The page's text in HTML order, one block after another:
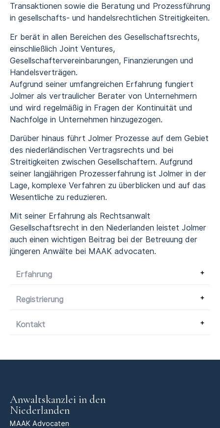
Transaktionen sowie die Beratung und Prozessführung
in gesellschafts- und handelsrechtlichen Streitigkeiten.
Er berät in allen Bereichen des Gesellschaftsrechts,
einschließlich Joint Ventures,
Gesellschaftervereinbarungen, Finanzierungen und
Handelsverträgen.
Aufgrund seiner umfangreichen Erfahrung fungiert
Jolmer als vertraulicher Berater von Unternehmern
und wird regelmäßig in Fragen der Kontinuität und
Nachfolge in Unternehmen hinzugezogen.
Darüber hinaus führt Jolmer Prozesse auf dem Gebiet
des niederländischen Vertragsrechts und bei
Streitigkeiten zwischen Gesellschaftern. Aufgrund
seiner langjährigen Prozesserfahrung ist Jolmer in der
Lage, komplexe Verfahren zu überblicken und auf das
Wesentliche zu reduzieren.
Mit seiner Erfahrung als Rechtsanwalt
Gesellschaftsrecht in den Niederlanden leistet Jolmer
auch einen wichtigen Beitrag bei der Betreuung der
jüngeren Anwälte bei MAAK advocaten.
Erfahrung
Registrierung
Kontakt
Anwaltskanzlei in den
Niederlanden
MAAK Advocaten